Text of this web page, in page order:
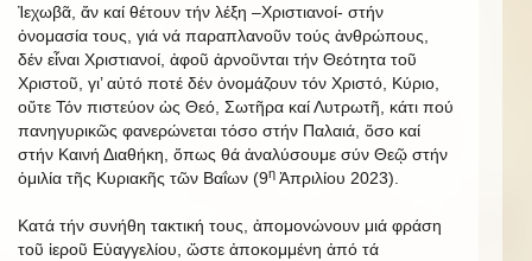
Ἰεχωβᾶ, ἄν καί θέτουν τήν λέξη –Χριστιανοί- στήν
ὀνομασία τους, γιά νά παραπλανοῦν τούς ἀνθρώπους,
δέν εἶναι Χριστιανοί, ἀφοῦ ἀρνοῦνται τήν Θεότητα τοῦ
Χριστοῦ, γι’ αὐτό ποτέ δέν ὀνομάζουν τόν Χριστό, Κύριο,
οὔτε Τόν πιστεύον ὡς Θεό, Σωτῆρα καί Λυτρωτῆ, κάτι πού
πανηγυρικῶς φανερώνεται τόσο στήν Παλαιά, ὅσο καί
στήν Καινή Διαθήκη, ὅπως θά ἀναλύσουμε σύν Θεῷ στήν
ὁμιλία τῆς Κυριακῆς τῶν Βαΐων (9η Ἀπριλίου 2023).
Κατά τήν συνήθη τακτική τους, ἀπομονώνουν μιά φράση
τοῦ ἱεροῦ Εὐαγγελίου, ὥστε ἀποκομμένη ἀπό τά